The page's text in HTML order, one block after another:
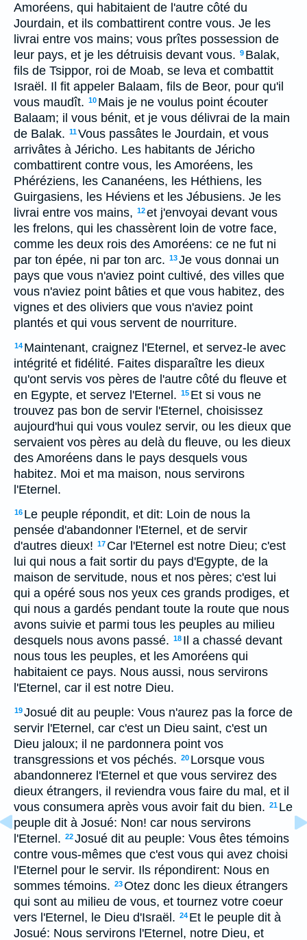
Amoréens, qui habitaient de l'autre côté du
Jourdain, et ils combattirent contre vous. Je les
livrai entre vos mains; vous prîtes possession de
leur pays, et je les détruisis devant vous. 9 Balak,
fils de Tsippor, roi de Moab, se leva et combattit
Israël. Il fit appeler Balaam, fils de Beor, pour qu'il
vous maudît. 10 Mais je ne voulus point écouter
Balaam; il vous bénit, et je vous délivrai de la main
de Balak. 11Vous passâtes le Jourdain, et vous
arrivâtes à Jéricho. Les habitants de Jéricho
combattirent contre vous, les Amoréens, les
Phéréziens, les Cananéens, les Héthiens, les
Guirgasiens, les Héviens et les Jébusiens. Je les
livrai entre vos mains, 12et j'envoyai devant vous
les frelons, qui les chassèrent loin de votre face,
comme les deux rois des Amoréens: ce ne fut ni
par ton épée, ni par ton arc. 13Je vous donnai un
pays que vous n'aviez point cultivé, des villes que
vous n'aviez point bâties et que vous habitez, des
vignes et des oliviers que vous n'aviez point
plantés et qui vous servent de nourriture.
14 Maintenant, craignez l'Eternel, et servez-le avec
intégrité et fidélité. Faites disparaître les dieux
qu'ont servis vos pères de l'autre côté du fleuve et
en Egypte, et servez l'Eternel. 15 Et si vous ne
trouvez pas bon de servir l'Eternel, choisissez
aujourd'hui qui vous voulez servir, ou les dieux que
servaient vos pères au delà du fleuve, ou les dieux
des Amoréens dans le pays desquels vous
habitez. Moi et ma maison, nous servirons
l'Eternel.
16 Le peuple répondit, et dit: Loin de nous la
pensée d'abandonner l'Eternel, et de servir
d'autres dieux! 17 Car l'Eternel est notre Dieu; c'est
lui qui nous a fait sortir du pays d'Egypte, de la
maison de servitude, nous et nos pères; c'est lui
qui a opéré sous nos yeux ces grands prodiges, et
qui nous a gardés pendant toute la route que nous
avons suivie et parmi tous les peuples au milieu
desquels nous avons passé. 18 Il a chassé devant
nous tous les peuples, et les Amoréens qui
habitaient ce pays. Nous aussi, nous servirons
l'Eternel, car il est notre Dieu.
19Josué dit au peuple: Vous n'aurez pas la force de
servir l'Eternel, car c'est un Dieu saint, c'est un
Dieu jaloux; il ne pardonnera point vos
transgressions et vos péchés. 20 Lorsque vous
abandonnerez l'Eternel et que vous servirez des
dieux étrangers, il reviendra vous faire du mal, et il
vous consumera après vous avoir fait du bien. 21 Le
peuple dit à Josué: Non! car nous servirons
l'Eternel. 22Josué dit au peuple: Vous êtes témoins
contre vous-mêmes que c'est vous qui avez choisi
l'Eternel pour le servir. Ils répondirent: Nous en
sommes témoins. 23Otez donc les dieux étrangers
qui sont au milieu de vous, et tournez votre coeur
vers l'Eternel, le Dieu d'Israël. 24 Et le peuple dit à
Josué: Nous servirons l'Eternel, notre Dieu, et